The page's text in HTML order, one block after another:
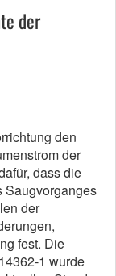
der
den
der
dass die
Saugvorganges
der
fest. Die
1 wurde